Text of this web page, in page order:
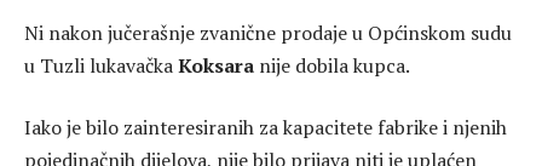
Ni nakon jučerašnje zvanične prodaje u Općinskom sudu
u Tuzli lukavačkaKoksara nije dobila kupca.
Iako je bilo zainteresiranih za kapacitete fabrike i njenih
pojedinačnih dijelova, nije bilo prijava niti je uplaćen